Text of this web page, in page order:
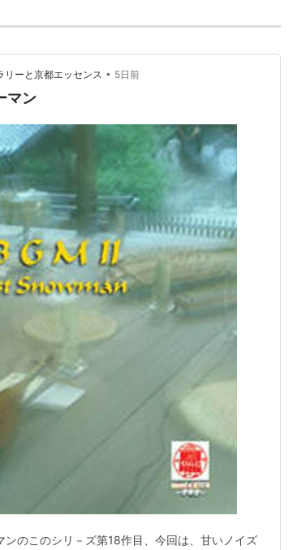
ーと京都エッセンス • 5日前
マン
ンのこのシリ－ズ第18作目、今回は、甘いノイズ